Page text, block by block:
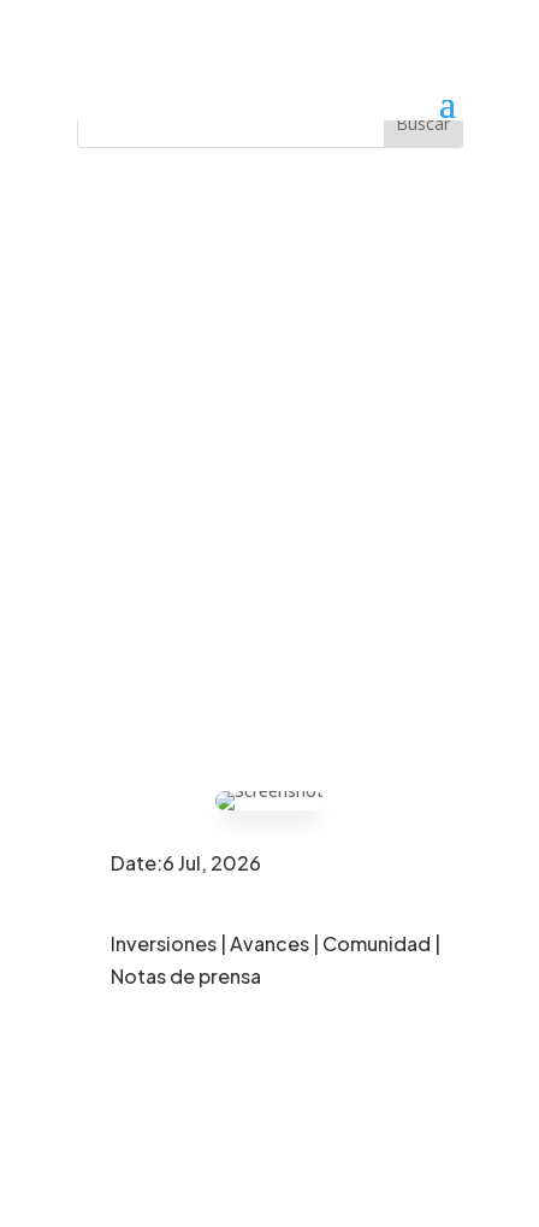
Date:6 Jul, 2026
Inversiones| Avances| Comunidad
Notas de prensa